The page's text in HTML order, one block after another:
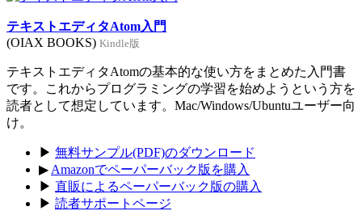
テキストエディタAtom入門
(OIAX BOOKS) Kindle版
テキストエディタAtomの基本的な使い方をまとめた入門書
です。これからプログラミングの学習を始めようという方を
読者として想定しています。Mac/Windows/Ubuntuユーザー向
け。
▶ 無料サンプル(PDF)のダウンロード
▶ Amazonでペーパーバック版を購入
▶ 直販によるペーパーバック版の購入
▶ 読者サポートページ